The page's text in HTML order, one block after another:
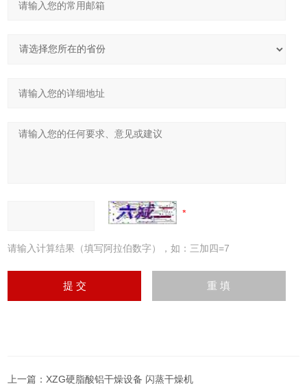
请输入计算结果（填写阿拉伯数字），如：三加四=7
上一篇：XZG硬脂酸铝干燥设备 闪蒸干燥机